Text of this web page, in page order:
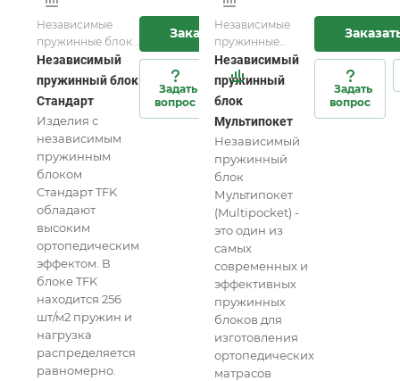
Независимые
пружинные блоки
для матрасов и
мебели
Независимый
пружинный блок
Стандарт
Изделия с
независимым
пружинным
блоком
Стандарт TFK
обладают
высоким
ортопедическим
эффектом. В
блоке TFK
находится 256
шт/м2 пружин и
нагрузка
распределяется
равномерно.
Заказать
Задать
вопрос
Независимые
пружинные
блоки для
матрасов и
мебели
Независимый
пружинный
блок
Мультипокет
Независимый
пружинный
блок
Мультипокет
(Multipocket) -
это один из
самых
современных и
эффективных
пружинных
блоков для
изготовления
ортопедических
матрасов
Задать
вопрос